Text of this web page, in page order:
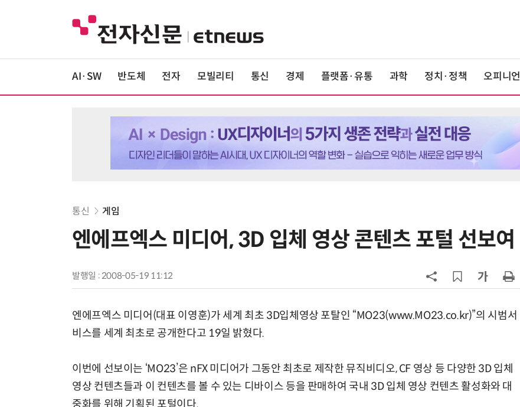
AI·SW 반도체 전자 모빌리티 통신 경제 플랫폼·유통 과학 정치·정책 오피니언
통신 게임
엔에프엑스 미디어, 3D 입체 영상 콘텐츠 포털 선보여
발행일 : 2008-05-19 11:12
엔에프엑스 미디어(대표 이영훈)가 세계 최초 3D입체영상 포탈인 “MO23(www.MO23.co.kr)”의 시범서
비스를 세계 최초로 공개한다고 19일 밝혔다.
이번에 선보이는 ‘MO23’은 nFX 미디어가 그동안 최초로 제작한 뮤직비디오, CF 영상 등 다양한 3D 입체
영상 컨텐츠들과 이 컨텐츠를 볼 수 있는 디바이스 등을 판매하여 국내 3D 입체 영상 컨텐츠 활성화와 대
중화를 위해 기획된 포털이다.
6
중고폰 안심 인증 50곳 돌파…고객
韓 앱스토어 시장 5년 만에 38조
9
국산 AI 반도체로 피지컬 AI 실증…
올해 600억 투입